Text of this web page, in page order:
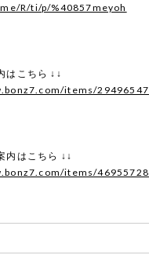
R/ti/p/%40857meyoh
はこちら ↓↓
items/29496547
内はこちら ↓↓
items/46955728